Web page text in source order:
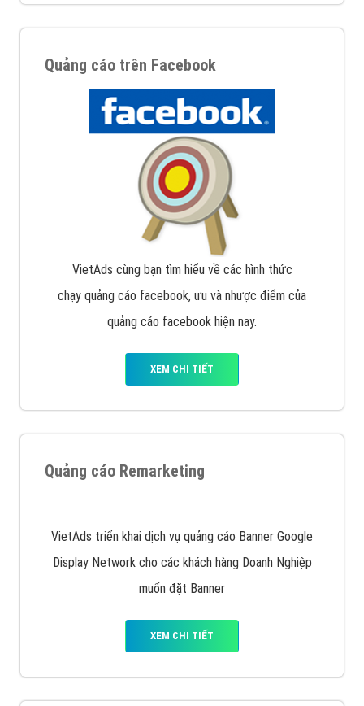
Google Ads là hình thức quảng cáo của Google được
tài trợ có chữ Ad gồm 4 ví trí trên cùng và 3 vị trí
dưới cùng
XEM CHI TIẾT
VietAds cùng bạn tìm hiểu về các hình thức
chạy quảng cáo facebook, ưu và nhược điểm của
quảng cáo facebook hiện nay.